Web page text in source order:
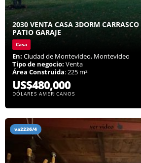
2030 VENTA CASA 3DORM
PATIO GARAJE
Casa
En: Ciudad de Montevideo, Montevideo
Tipo de negocio: Venta
Área Construida: 225 m²
US$480,000
DÓLARES AMERICANOS
va2236/4